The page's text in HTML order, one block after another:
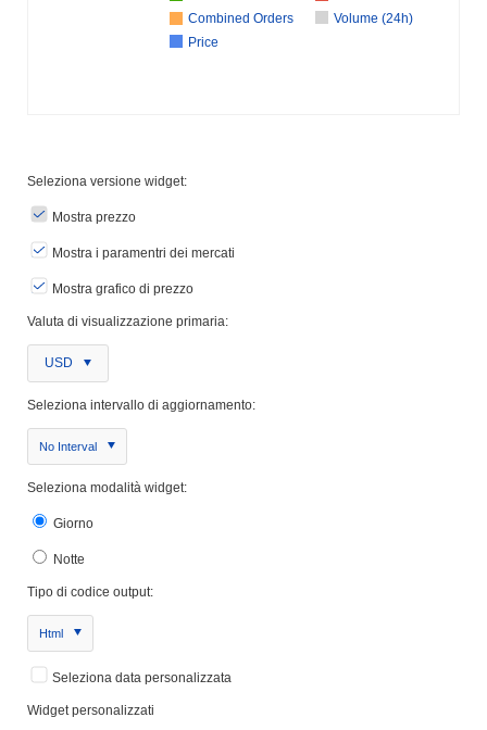
Combined Orders
Volume (24h)
Price
Seleziona versione widget:
Mostra prezzo
Mostra i paramentri dei mercati
Mostra grafico di prezzo
Valuta di visualizzazione primaria:
USD
Seleziona intervallo di aggiornamento:
No Interval
Seleziona modalità widget:
Giorno
Notte
Tipo di codice output:
Html
Seleziona data personalizzata
Widget personalizzati